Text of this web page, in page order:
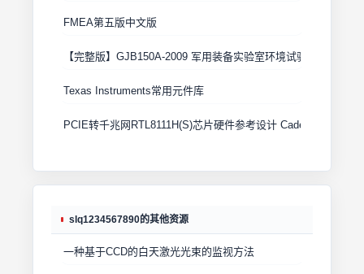
FMEA第五版中文版
【完整版】GJB150A-2009 军用装备实验室环境试验方法
Texas Instruments常用元件库
PCIE转千兆网RTL8111H(S)芯片硬件参考设计 Cadence原理图
slq1234567890的其他资源
一种基于CCD的白天激光光束的监视方法